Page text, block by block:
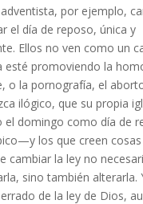
por ejemplo,
el día de reposo, única y
Ellos no ven como un
esté promoviendo la
o la pornografía, el
ilógico, que su propia
el domingo como día de
los que creen
cambiar la ley no
sino también alterarla.
de la ley de Dios,